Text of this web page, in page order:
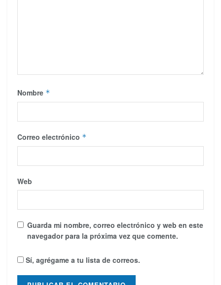
Nombre *
Correo electrónico *
Web
Guarda mi nombre, correo electrónico y web en este
navegador para la próxima vez que comente.
Sí, agrégame a tu lista de correos.